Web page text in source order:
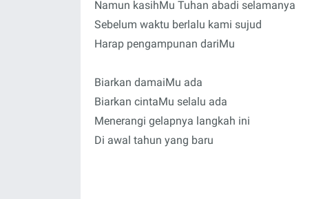
Namun kasihMu Tuhan abadi selamanya
Sebelum waktu berlalu kami sujud
Harap pengampunan dariMu
Biarkan damaiMu ada
Biarkan cintaMu selalu ada
Menerangi gelapnya langkah ini
Di awal tahun yang baru